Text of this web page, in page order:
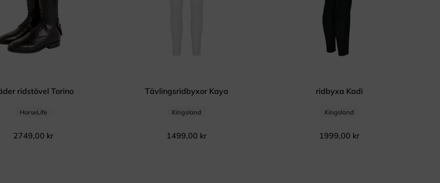
ridstövel Torino
HorseLife
2749,00 kr
Tävlingsridbyxor Kaya
Kingsland
1499,00 kr
ridbyxa Kadi
Kingsland
1999,00 kr